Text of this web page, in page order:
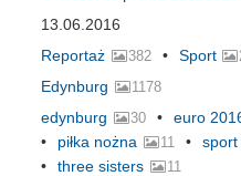
13.06.2016
Reportaż 382 Sport
Edynburg 1178
edynburg 30 euro
piłka nożna 11 sport
three sisters 11